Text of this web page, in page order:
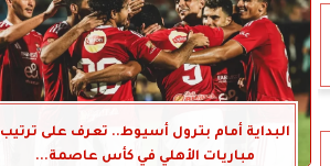
البداية أمام بترول أسيوط.. تعرف على ترتيب
مباريات الأهلي في كأس عاصمة...